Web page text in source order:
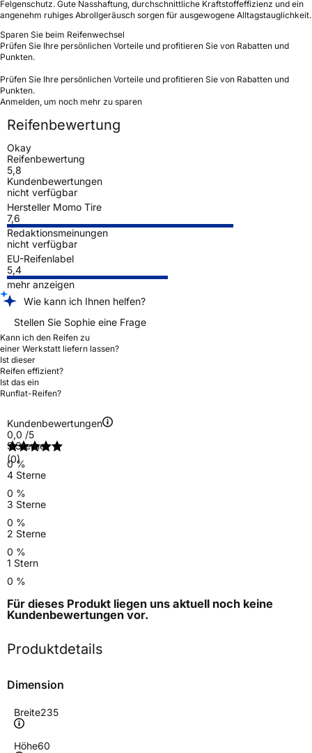
Felgenschutz. Gute Nasshaftung, durchschnittliche Kraftstoffeffizienz und ein
angenehm ruhiges Abrollgeräusch sorgen für ausgewogene Alltagstauglichkeit.
Sparen Sie beim Reifenwechsel
Prüfen Sie Ihre persönlichen Vorteile und profitieren Sie von Rabatten und
Punkten.
Prüfen Sie Ihre persönlichen Vorteile und profitieren Sie von Rabatten und
Punkten.
Anmelden, um noch mehr zu sparen
Reifenbewertung
Okay
Reifenbewertung
5,8
Kundenbewertungen
nicht verfügbar
Hersteller Momo Tire
7,6
Redaktionsmeinungen
nicht verfügbar
EU-Reifenlabel
5,4
mehr anzeigen
Wie kann ich Ihnen helfen?
Stellen Sie Sophie eine Frage
Kann ich den Reifen zu
einer Werkstatt liefern lassen?
Ist dieser
Reifen effizient?
Ist das ein
Runflat-Reifen?
Kundenbewertungen
0,0 /5
(0)
5 Sterne
0 %
4 Sterne
0 %
3 Sterne
0 %
2 Sterne
0 %
1 Stern
0 %
Für dieses Produkt liegen uns aktuell noch keine
Kundenbewertungen vor.
Produktdetails
Dimension
Breite235
Höhe60